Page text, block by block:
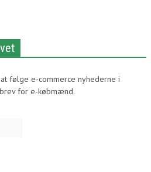
følge e-commerce nyhederne i
for e-købmænd.